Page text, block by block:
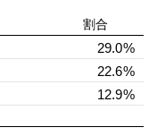
割合
29.0%
22.6%
12.9%